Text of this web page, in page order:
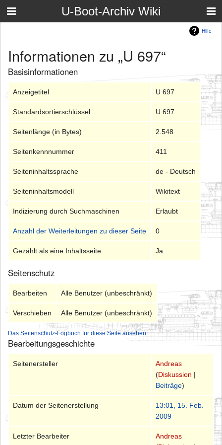
U-Boot-Archiv Wiki
Hilfe
Informationen zu „U 697“
Basisinformationen
Anzeigetitel U 697
Standardsortierschlüssel U 697
Seitenlänge (in Bytes) 2.548
Seitenkennnummer 411
Seiteninhaltssprache de - Deutsch
Seiteninhaltsmodell Wikitext
Indizierung durch Suchmaschinen Erlaubt
Anzahl der Weiterleitungen zu dieser Seite 0
Gezählt als eine Inhaltsseite Ja
Seitenschutz
Bearbeiten Alle Benutzer (unbeschränkt)
Verschieben Alle Benutzer (unbeschränkt)
Das Seitenschutz-Logbuch für diese Seite ansehen.
Bearbeitungsgeschichte
Seitenersteller
Andreas
(Diskussion |
Beiträge)
Datum der Seitenerstellung
13:01, 15. Feb.
2009
Letzter Bearbeiter
Andreas